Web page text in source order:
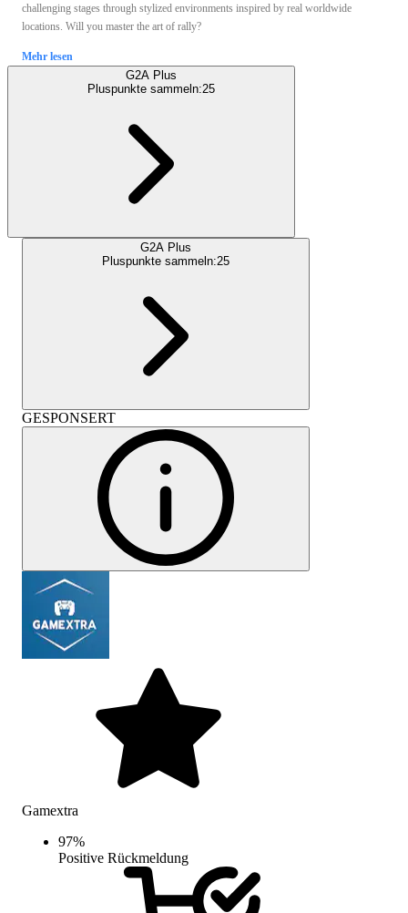
challenging stages through stylized environments inspired by real worldwide
locations. Will you master the art of rally?
Mehr lesen
G2A Plus
Pluspunkte sammeln:25
G2A Plus
Pluspunkte sammeln:25
GESPONSERT
Gamextra
97%
Positive Rückmeldung